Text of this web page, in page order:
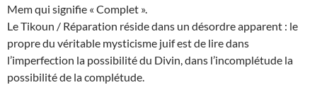
Mem qui signifie « Complet ».
Le Tikoun / Réparation réside dans un désordre apparent : le
propre du véritable mysticisme juif est de lire dans
l’imperfection la possibilité du Divin, dans l’incomplétude la
possibilité de la complétude.